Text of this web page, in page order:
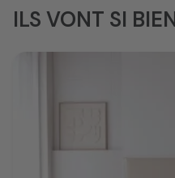
ILS VONT SI